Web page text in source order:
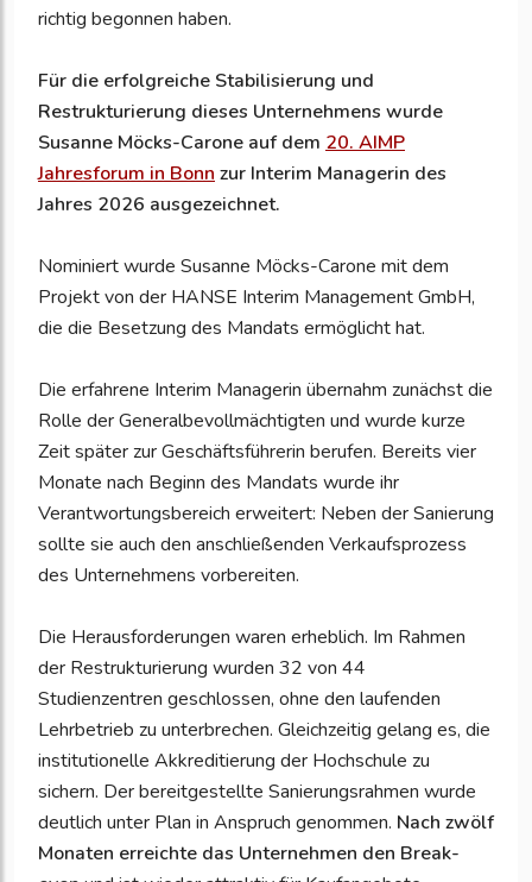
richtig begonnen haben.
Für die erfolgreiche Stabilisierung und
Restrukturierung dieses Unternehmens wurde
Susanne Möcks-Carone auf dem 20. AIMP
Jahresforum in Bonnzur Interim Managerin des
Jahres 2026 ausgezeichnet.
Nominiert wurde Susanne Möcks-Carone mit dem
Projekt von der HANSE Interim Management GmbH,
die die Besetzung des Mandats ermöglicht hat.
Die erfahrene Interim Managerin übernahm zunächst die
Rolle der Generalbevollmächtigten und wurde kurze
Zeit später zur Geschäftsführerin berufen. Bereits vier
Monate nach Beginn des Mandats wurde ihr
Verantwortungsbereich erweitert: Neben der Sanierung
sollte sie auch den anschließenden Verkaufsprozess
des Unternehmens vorbereiten.
Die Herausforderungen waren erheblich. Im Rahmen
der Restrukturierung wurden 32 von 44
Studienzentren geschlossen, ohne den laufenden
Lehrbetrieb zu unterbrechen. Gleichzeitig gelang es, die
institutionelle Akkreditierung der Hochschule zu
sichern. Der bereitgestellte Sanierungsrahmen wurde
deutlich unter Plan in Anspruch genommen. Nach zwölf
Monaten erreichte das Unternehmen den Break-